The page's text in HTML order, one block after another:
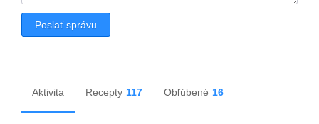
Aktivita Recepty 117 Obľúbené 16